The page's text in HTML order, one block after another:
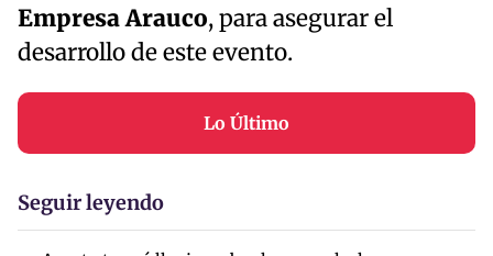
Empresa Arauco, para asegurar el
desarrollo de este evento.
Lo Último
Seguir leyendo